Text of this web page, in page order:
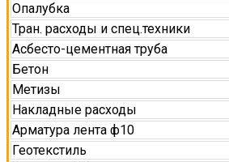
Опалубка
Тран. расходы и спец.техники
Асбесто-цементная труба
Бетон
Метизы
Накладные расходы
Арматура лента ф10
Геотекстиль